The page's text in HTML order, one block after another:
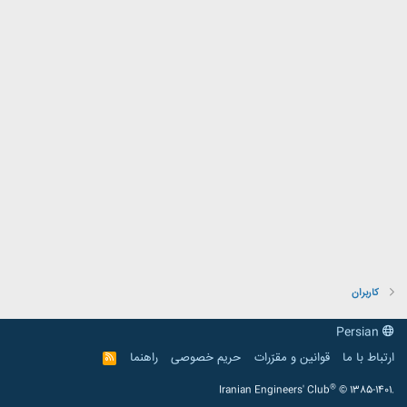
کاربران
ارتباط با ما
قوانین و مقرّرات حریم خصوصی راهنما
R
S
Iranian Engineers' Club® © 1385-1401.